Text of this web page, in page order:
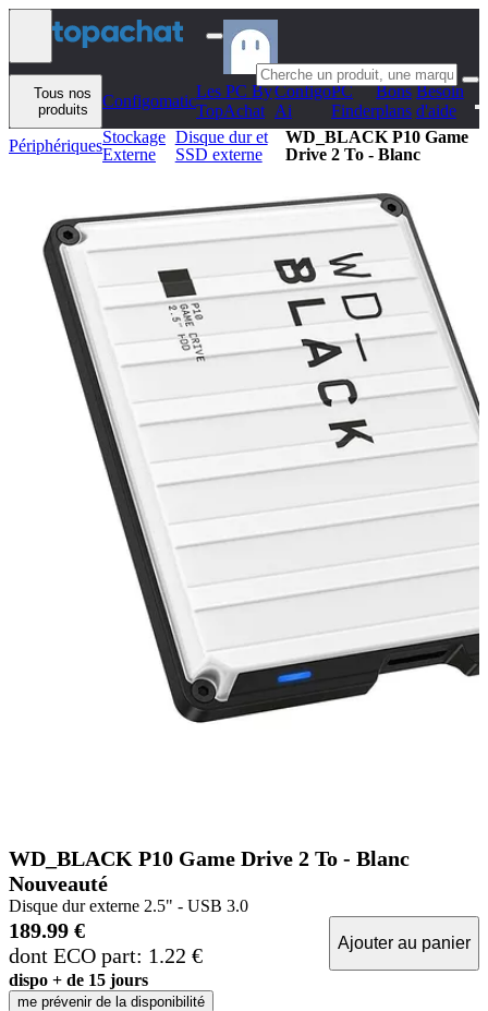
Aller au contenu
Tous nos
produits
Configomatic
Les PC By
TopAchat
Configo
Ai
PC
Finder
Bons
plans
Besoin
d'aide
PériphériquesStockage
Externe
Disque dur et
SSD externe
WD_BLACK P10 Game
Drive 2 To - Blanc
WD_BLACK P10 Game Drive 2 To - Blanc
Nouveauté
Disque dur externe 2.5" - USB 3.0
189.99 €
dont ECO part: 1.22 €
Ajouter au panier
dispo + de 15 jours
me prévenir de la disponibilité